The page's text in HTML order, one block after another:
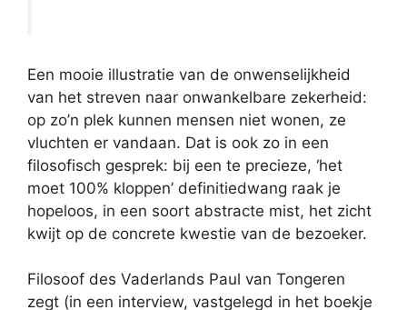
Een mooie illustratie van de onwenselijkheid
van het streven naar onwankelbare zekerheid:
op zo’n plek kunnen mensen niet wonen, ze
vluchten er vandaan. Dat is ook zo in een
filosofisch gesprek: bij een te precieze, ‘het
moet 100% kloppen’ definitiedwang raak je
hopeloos, in een soort abstracte mist, het zicht
kwijt op de concrete kwestie van de bezoeker.
Filosoof des Vaderlands Paul van Tongeren
zegt (in een interview, vastgelegd in het boekje